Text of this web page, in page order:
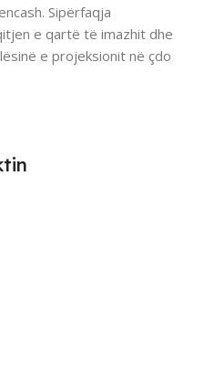
Sipërfaqja
e qartë të imazhit dhe
e projeksionit në çdo